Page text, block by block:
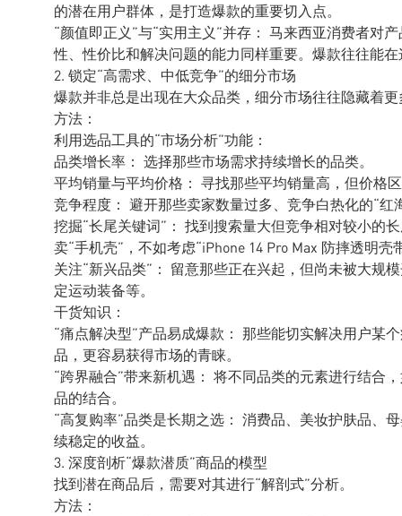
的潜在用户群体，是打造爆款的重要切入点。
“颜值即正义”与“实用主义”并存： 马来西亚消费者对
性、性价比和解决问题的能力同样重要。爆款往往能
2. 锁定“高需求、中低竞争”的细分市场
爆款并非总是出现在大众品类，细分市场往往隐藏着
方法：
利用选品工具的“市场分析”功能：
品类增长率： 选择那些市场需求持续增长的品类。
平均销量与平均价格： 寻找那些平均销量高，但价格
竞争程度： 避开那些卖家数量过多、竞争白热化的“红
挖掘“长尾关键词”： 找到搜索量大但竞争相对较小的
卖“手机壳”，不如考虑“iPhone 14 Pro Max 防摔透明壳
关注“新兴品类”： 留意那些正在兴起，但尚未被大规
定运动装备等。
干货知识：
“痛点解决型”产品易成爆款： 那些能切实解决用户某
品，更容易获得市场的青睐。
“跨界融合”带来新机遇： 将不同品类的元素进行结合
品的结合。
“高复购率”品类是长期之选： 消费品、美妆护肤品、
续稳定的收益。
3. 深度剖析“爆款潜质”商品的模型
找到潜在商品后，需要对其进行“解剖式”分析。
方法：